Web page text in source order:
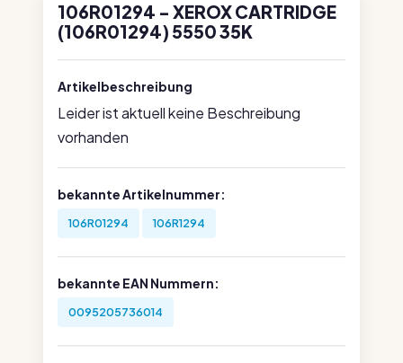
106R01294 - XEROX CARTRIDGE
(106R01294) 5550 35K
Artikelbeschreibung
Leider ist aktuell keine Beschreibung
vorhanden
bekannte Artikelnummer:
106R01294 106R1294
bekannte EAN Nummern:
0095205736014